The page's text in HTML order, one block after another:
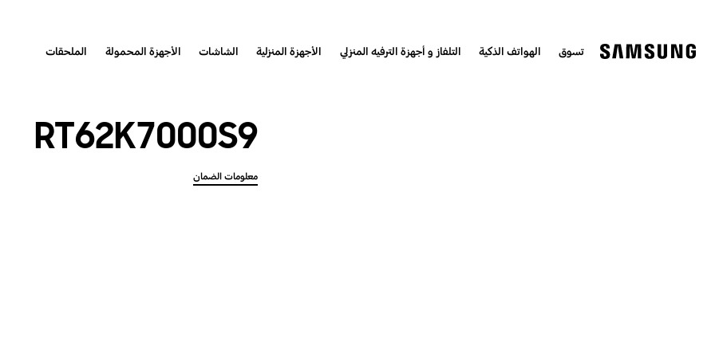
تسوق الهواتف الذكية التلفاز و أجهزة الترفيه المنزلي الأجهزة المنزلية الشاشات الأجهزة المحمولة الملحقات
RT62K7000S9
معلومات الضمان